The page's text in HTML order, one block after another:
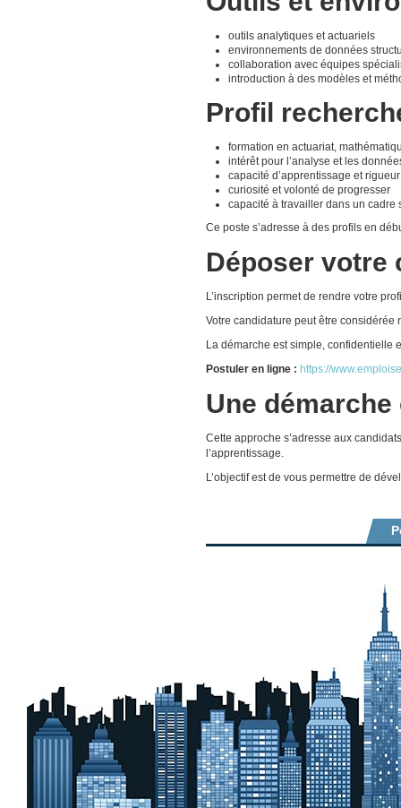
outils analytiques et actuariels
environnements de données
collaboration avec équipes
introduction à des modèles et
Profil
formation en actuariat,
intérêt pour l’analyse et les
capacité d’apprentissage et rigueur
curiosité et volonté de progresser
capacité à travailler dans un cadre
Ce poste s’adresse à des profils en
Déposer votre
L’inscription permet de rendre votre
Votre candidature peut être
La démarche est simple, confidentielle
Postuler en ligne : https://
Une
Cette approche s’adresse aux
l’apprentissage.
L’objectif est de vous permettre de